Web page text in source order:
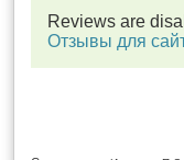
Reviews are
Отзывы для